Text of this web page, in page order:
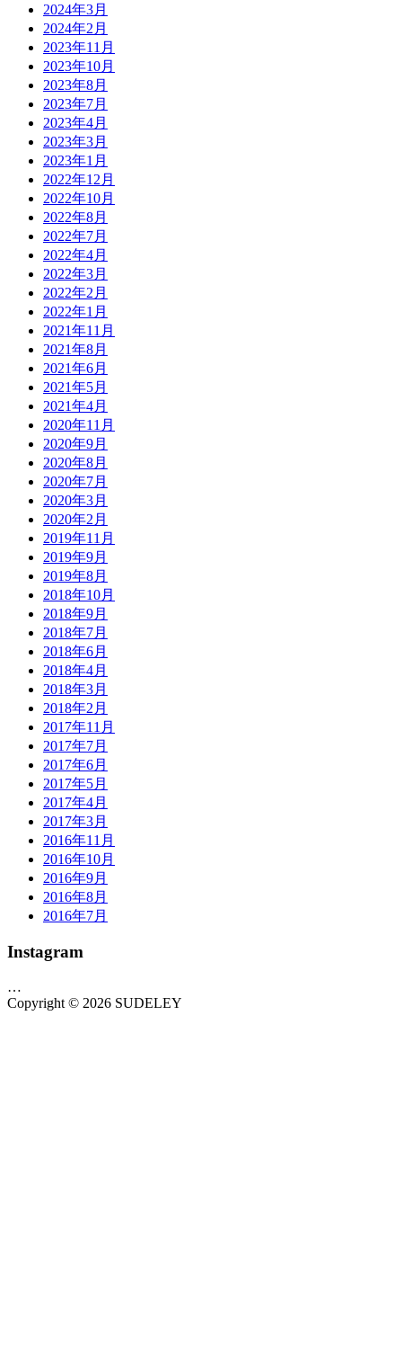
2024年3月
2024年2月
2023年11月
2023年10月
2023年8月
2023年7月
2023年4月
2023年3月
2023年1月
2022年12月
2022年10月
2022年8月
2022年7月
2022年4月
2022年3月
2022年2月
2022年1月
2021年11月
2021年8月
2021年6月
2021年5月
2021年4月
2020年11月
2020年9月
2020年8月
2020年7月
2020年3月
2020年2月
2019年11月
2019年9月
2019年8月
2018年10月
2018年9月
2018年7月
2018年6月
2018年4月
2018年3月
2018年2月
2017年11月
2017年7月
2017年6月
2017年5月
2017年4月
2017年3月
2016年11月
2016年10月
2016年9月
2016年8月
2016年7月
Instagram
…
Copyright © 2026 SUDELEY